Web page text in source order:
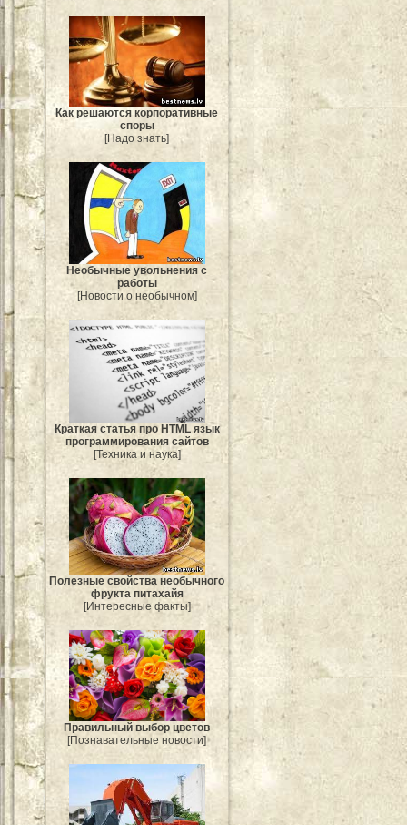
Как решаются корпоративные
споры
[Надо знать]
Необычные увольнения с
работы
[Новости о необычном]
Краткая статья про HTML язык
программирования сайтов
[Техника и наука]
Полезные свойства необычного
фрукта питахайя
[Интересные факты]
Правильный выбор цветов
[Познавательные новости]